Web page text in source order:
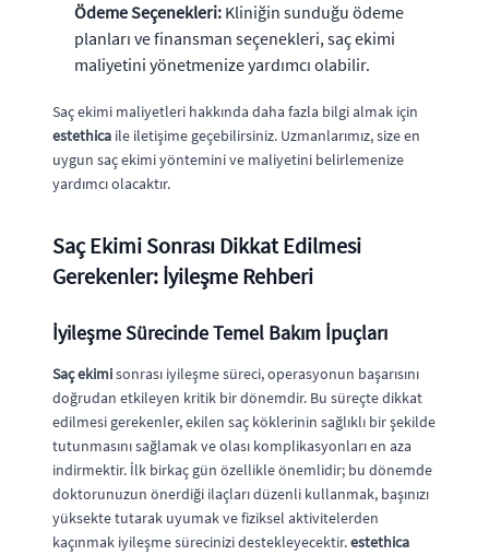
Ödeme Seçenekleri: Kliniğin sunduğu ödeme
planları ve finansman seçenekleri, saç ekimi
maliyetini yönetmenize yardımcı olabilir.
Saç ekimi maliyetleri hakkında daha fazla bilgi almak için
estethica ile iletişime geçebilirsiniz. Uzmanlarımız, size en
uygun saç ekimi yöntemini ve maliyetini belirlemenize
yardımcı olacaktır.
Saç Ekimi Sonrası Dikkat Edilmesi
Gerekenler: İyileşme Rehberi
İyileşme Sürecinde Temel Bakım İpuçları
Saç ekimisonrası iyileşme süreci, operasyonun başarısını
doğrudan etkileyen kritik bir dönemdir. Bu süreçte dikkat
edilmesi gerekenler, ekilen saç köklerinin sağlıklı bir şekilde
tutunmasını sağlamak ve olası komplikasyonları en aza
indirmektir. İlk birkaç gün özellikle önemlidir; bu dönemde
doktorunuzun önerdiği ilaçları düzenli kullanmak, başınızı
yüksekte tutarak uyumak ve fiziksel aktivitelerden
kaçınmak iyileşme sürecinizi destekleyecektir.estethica